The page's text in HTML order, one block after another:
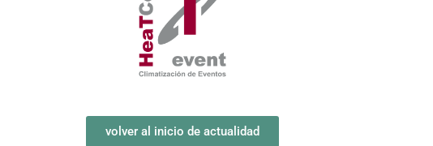
volver al inicio de actualidad